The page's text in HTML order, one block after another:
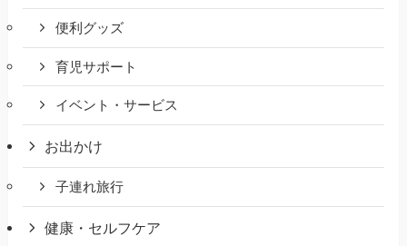
便利グッズ
育児サポート
イベント・サービス
お出かけ
子連れ旅行
健康・セルフケア